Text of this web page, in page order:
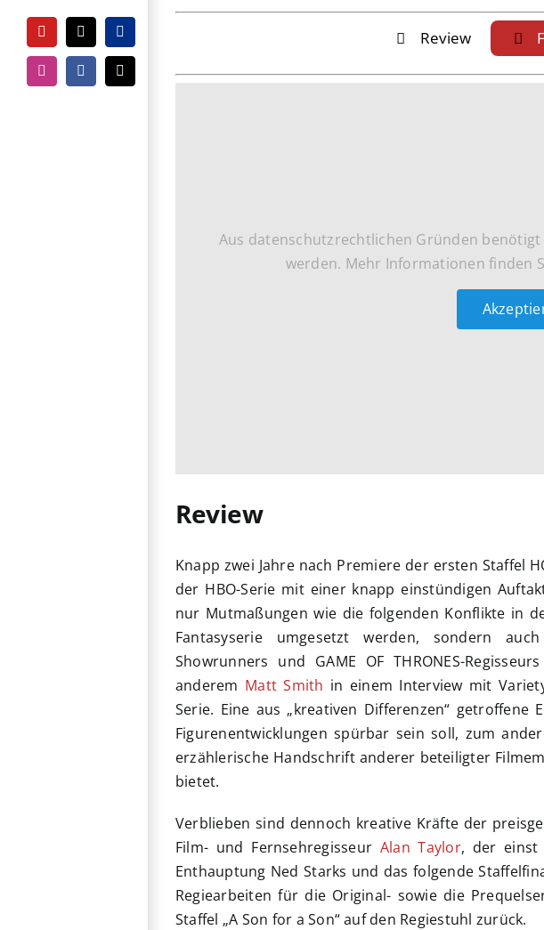
YouTubeTiktokPayPal
InstagramFacebook
E-
Mail
Review
Aus datenschutzrechtlichen Gründen
werden. Mehr Informationen finden
Review
Knapp zwei Jahre nach Premiere der ersten Staffel
der HBO-Serie mit einer knapp einstündigen
nur Mutmaßungen wie die folgenden Konflikte in
Fantasyserie umgesetzt werden, sondern
Showrunners und GAME OF THRONES-Regisseurs
anderem Matt Smith in einem Interview mit
Serie. Eine aus „kreativen Differenzen“
Figurenentwicklungen spürbar sein soll, zum
erzählerische Handschrift anderer beteiligter
bietet.
Verblieben sind dennoch kreative Kräfte der
Film- und Fernsehregisseur Alan Taylor, der einst
Enthauptung Ned Starks und das folgende
Regiearbeiten für die Original- sowie die
Staffel „A Son for a Son“ auf den Regiestuhl zurück.